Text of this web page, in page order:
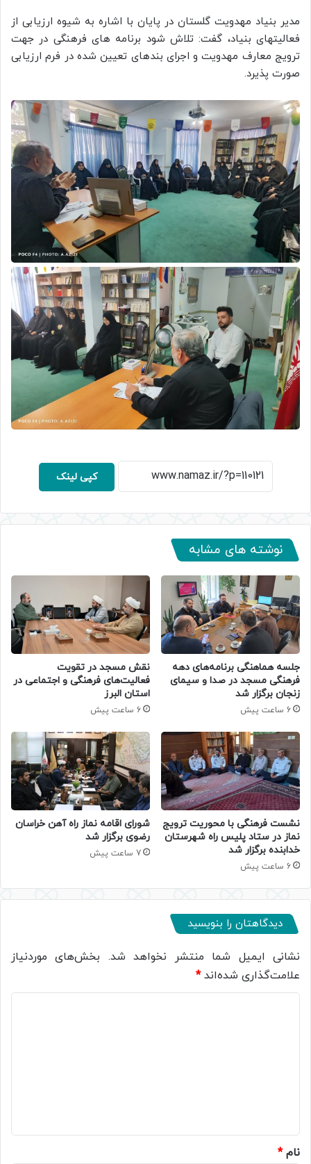
مدیر بنیاد مهدویت گلستان در پایان با اشاره به شیوه ارزیابی از
فعالیتهای بنیاد، گفت: تلاش شود برنامه های فرهنگی در جهت
ترویج معارف مهدویت و اجرای بندهای تعیین شده در فرم ارزیابی
صورت پذیرد.
کپی لینک
نوشته های مشابه
جلسه هماهنگی برنامه‌های دهه
فرهنگی مسجد در صدا و سیمای
زنجان برگزار شد
6 ساعت پیش
نقش مسجد در تقویت
فعالیت‌های فرهنگی و اجتماعی در
استان البرز
6 ساعت پیش
نشست فرهنگی با محوریت ترویج
نماز در ستاد پلیس راه شهرستان
خدابنده برگزار شد
6 ساعت پیش
شورای اقامه نماز راه آهن خراسان
رضوی برگزار شد
7 ساعت پیش
دیدگاهتان را بنویسید
نشانی ایمیل شما منتشر نخواهد شد. بخش‌های موردنیاز
علامت‌گذاری شده‌اند*
نام*